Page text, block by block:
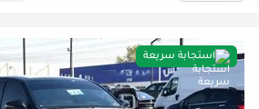
استجابة سريعة